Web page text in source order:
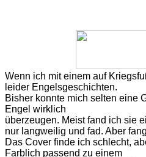
Wenn ich mit einem auf
leider Engelsgeschichten.
Bisher konnte mich selten eine
Engel wirklich
überzeugen. Meist fand ich sie
nur langweilig und fad. Aber
Das Cover finde ich schlecht,
Farblich passend zu einem